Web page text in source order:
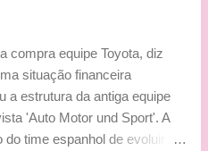
compra equipe Toyota, diz
situação financeira
a estrutura da antiga equipe
'Auto Motor und Sport'. A
time espanhol de evoluir